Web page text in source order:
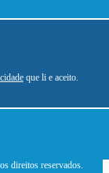
que li e aceito.
direitos reservados.